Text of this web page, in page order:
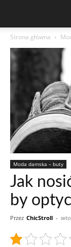
Strona główna
Moda damska – buty
Jak
by
Przez ChicStroll -